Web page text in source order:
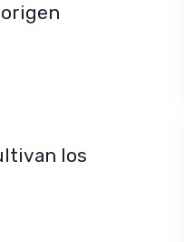
origen
los